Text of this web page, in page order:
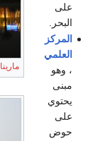
على
البحر.
المركز
العلمي
، وهو
مبنى
يحتوي
على
حوض